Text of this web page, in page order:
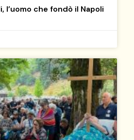
l’uomo che fondò il Napoli